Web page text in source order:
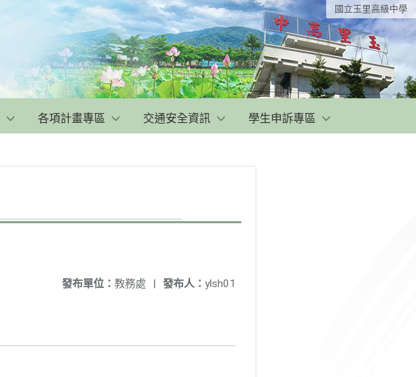
國立玉里高級中學
各項計畫專區 交通安全資訊 學生申訴專區
發布人： ylsh01
發布單位： 教務處 |